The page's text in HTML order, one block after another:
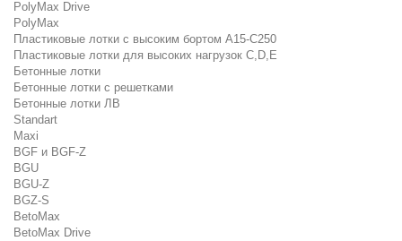
PolyMax Drive
PolyMax
Пластиковые лотки с высоким бортом А15-C250
Пластиковые лотки для высоких нагрузок C,D,E
Бетонные лотки
Бетонные лотки с решетками
Бетонные лотки ЛВ
Standart
Maxi
BGF и BGF-Z
BGU
BGU-Z
BGZ-S
BetoMax
BetoMax Drive